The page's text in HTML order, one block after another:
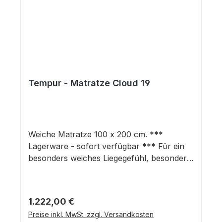
Tempur - Matratze Cloud 19
Weiche Matratze 100 x 200 cm. ***
Lagerware - sofort verfügbar *** Für ein
besonders weiches Liegegefühl, besonders
Komfortschicht: 4 cm TEMPUR ExtraSoft
Schicht Stützschicht: 4 cm TEMPUR
Regulärer Preis:
1.222,00 €
Preise inkl. MwSt. zzgl. Versandkosten